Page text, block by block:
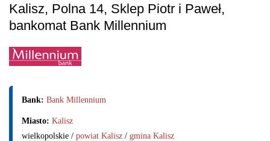
Kalisz, Polna 14, Sklep Piotr i Paweł,
bankomat Bank Millennium
Bank: Bank Millennium
Miasto: Kalisz
wielkopolskie / powiat Kalisz / gmina Kalisz